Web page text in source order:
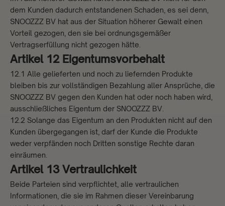
dem Kunden dadurch entstandenen Schaden, es sei denn,
SNOOZZZ BV hat aus der Situation höherer Gewalt einen
Vorteil gezogen, den sie bei ordnungsgemäßer
Vertragserfüllung nicht gezogen hätte.
Artikel 12 Eigentumsvorbehalt
12.1 Alle gelieferten und noch zu liefernden Produkte
bleiben bis zur vollständigen Bezahlung aller Ansprüche, die
SNOOZZZ BV gegen den Kunden hat oder noch haben wird,
ausschließliches Eigentum der SNOOZZZ BV.
12.2 Solange das Eigentum an den Produkten nicht auf den
Kunden übergegangen ist, darf der Kunde die Produkte
weder verpfänden noch Dritten sonstige Rechte daran
einräumen.
Artikel 13 Vertraulichkeit
Beide Parteien sind verpflichtet, alle vertraulichen
Informationen, die sie im Rahmen dieser Vereinbarung